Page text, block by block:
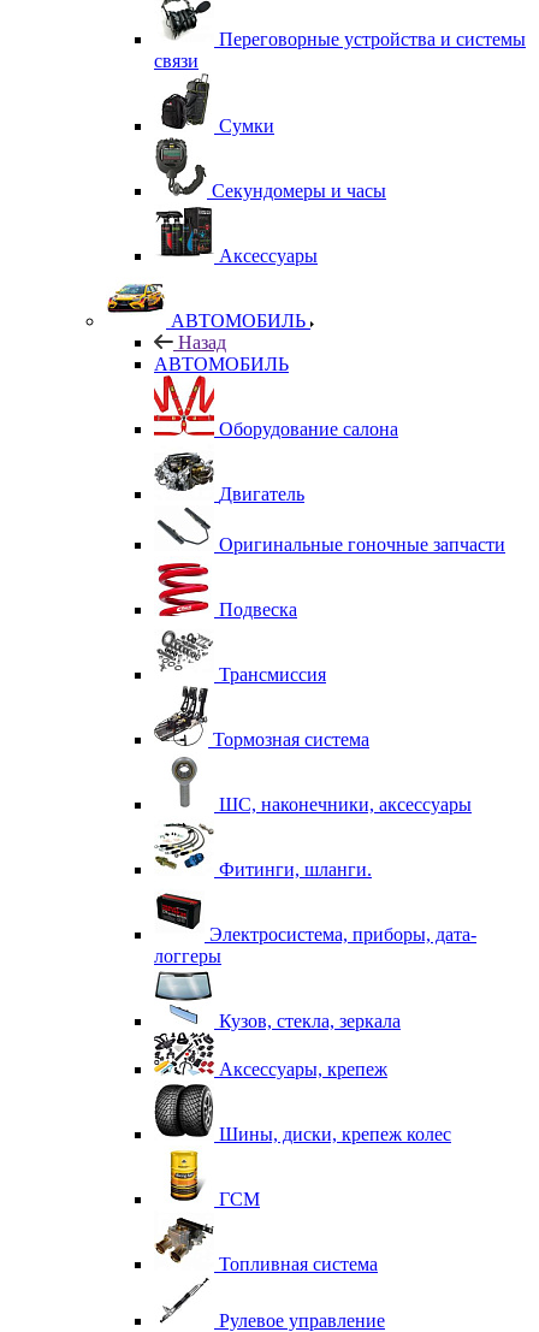
Переговорные устройства и системы
связи
Сумки
Секундомеры и часы
Аксессуары
АВТОМОБИЛЬ
Назад
АВТОМОБИЛЬ
Оборудование салона
Двигатель
Оригинальные гоночные запчасти
Подвеска
Трансмиссия
Тормозная система
ШС, наконечники, аксессуары
Фитинги, шланги.
Электросистема, приборы, дата-
логгеры
Кузов, стекла, зеркала
Аксессуары, крепеж
Шины, диски, крепеж колес
ГСМ
Топливная система
Рулевое управление